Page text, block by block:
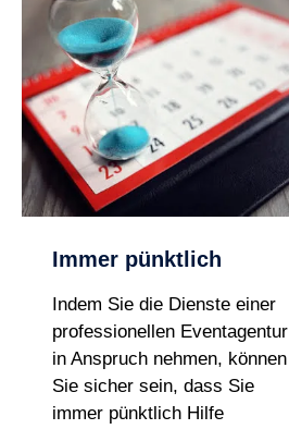
Immer pünktlich
Indem Sie die Dienste einer
professionellen Eventagentur
in Anspruch nehmen, können
Sie sicher sein, dass Sie
immer pünktlich Hilfe